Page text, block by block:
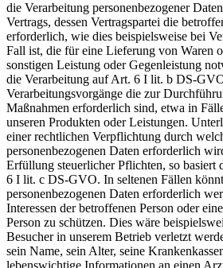
die Verarbeitung personenbezogener
Vertrags, dessen Vertragspartei die
erforderlich, wie dies beispielsweise bei
Fall ist, die für eine Lieferung von Waren
sonstigen Leistung oder Gegenleistung
die Verarbeitung auf Art. 6 I lit. b DS-
Verarbeitungsvorgänge die zur
Maßnahmen erforderlich sind, etwa in
unseren Produkten oder Leistungen.
einer rechtlichen Verpflichtung durch
personenbezogenen Daten erforderlich
Erfüllung steuerlicher Pflichten, so basiert
6 I lit. c DS-GVO. In seltenen Fällen
personenbezogenen Daten erforderlich
Interessen der betroffenen Person oder
Person zu schützen. Dies wäre
Besucher in unserem Betrieb verletzt
sein Name, sein Alter, seine